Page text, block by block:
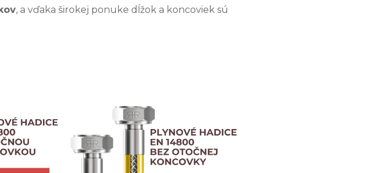
, a vďaka širokej ponuke dĺžok a koncoviek sú